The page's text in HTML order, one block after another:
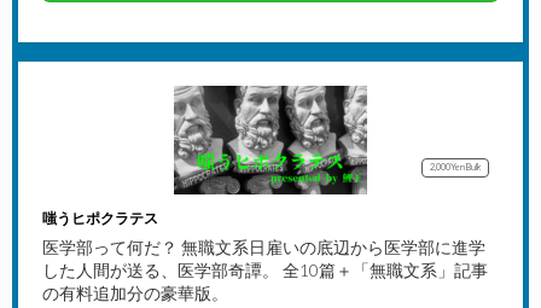
2,000YenBulk
嗤うヒポクラテス
医学部って何だ？ 無職文系日雇いの底辺から医学部に進学
した人間が送る、医学部奇譚。 全10篇＋「無職文系」記事
の有料追加分の豪華版。